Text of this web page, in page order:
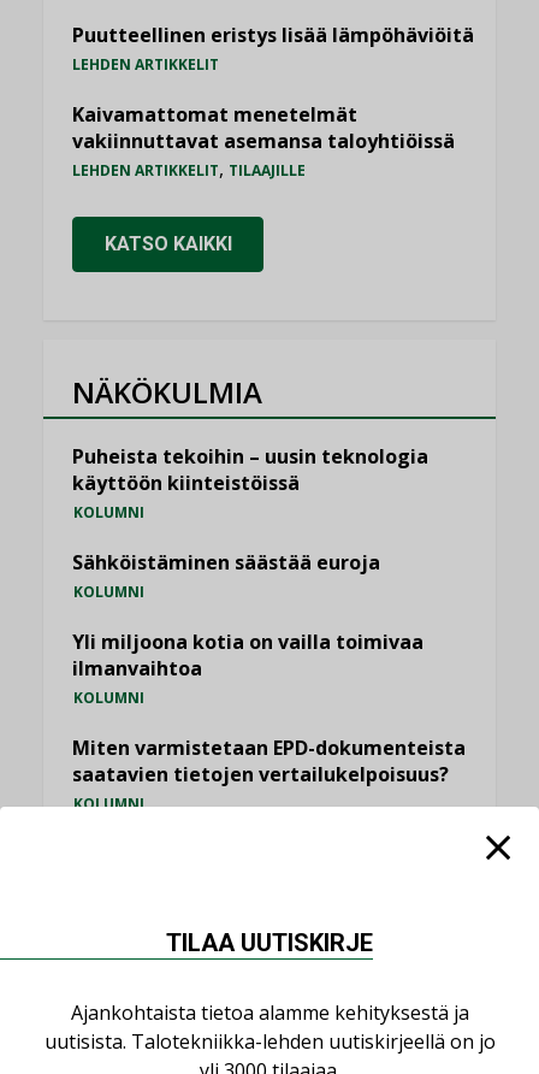
Puutteellinen eristys lisää lämpöhäviöitä
LEHDEN ARTIKKELIT
Kaivamattomat menetelmät
vakiinnuttavat asemansa taloyhtiöissä
LEHDEN ARTIKKELIT, TILAAJILLE
KATSO KAIKKI
NÄKÖKULMIA
Puheista tekoihin – uusin teknologia
käyttöön kiinteistöissä
KOLUMNI
Sähköistäminen säästää euroja
KOLUMNI
Yli miljoona kotia on vailla toimivaa
ilmanvaihtoa
KOLUMNI
Miten varmistetaan EPD-dokumenteista
saatavien tietojen vertailukelpoisuus?
KOLUMNI
TILAA UUTISKIRJE
Ajankohtaista tietoa alamme kehityksestä ja
uutisista. Talotekniikka-lehden uutiskirjeellä on jo